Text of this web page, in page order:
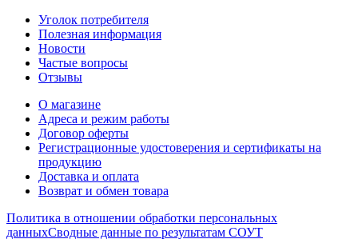
Уголок потребителя
Полезная информация
Новости
Частые вопросы
Отзывы
О магазине
Адреса и режим работы
Договор оферты
Регистрационные удостоверения и сертификаты на
продукцию
Доставка и оплата
Возврат и обмен товара
Политика в отношении обработки персональных
данныхСводные данные по результатам СОУТ